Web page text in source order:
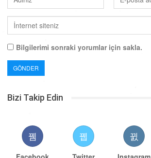
Bilgilerimi sonraki yorumlar için sakla.
Bizi Takip Edin